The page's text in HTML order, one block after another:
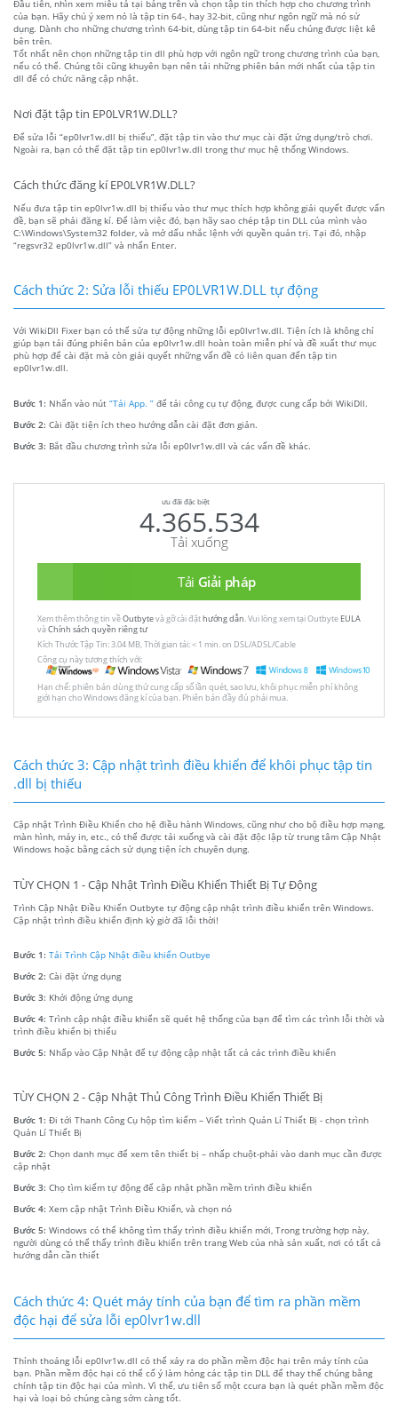
Đầu tiên, nhìn xem miêu tả tại bảng trên và chọn tập tin thích hợp cho chương trình
của bạn. Hãy chú ý xem nó là tập tin 64-, hay 32-bit, cũng như ngôn ngữ mà nó sử
dụng. Dành cho những chương trình 64-bit, dùng tập tin 64-bit nếu chúng được liệt kê
bên trên.
Tốt nhất nên chọn những tập tin dll phù hợp với ngôn ngữ trong chương trình của bạn,
nếu có thể. Chúng tôi cũng khuyên bạn nên tải những phiên bản mới nhất của tập tin
dll để có chức năng cập nhật.
Nơi đặt tập tin EP0LVR1W.DLL?
Để sửa lỗi “ep0lvr1w.dll bị thiếu”, đặt tập tin vào thư mục cài đặt ứng dụng/trò chơi.
Ngoài ra, bạn có thể đặt tập tin ep0lvr1w.dll trong thư mục hệ thống Windows.
Cách thức đăng kí EP0LVR1W.DLL?
Nếu đưa tập tin ep0lvr1w.dll bị thiếu vào thư mục thích hợp không giải quyết được vấn
đề, bạn sẽ phải đăng kí. Để làm việc đó, bạn hãy sao chép tập tin DLL của mình vào
C:\Windows\System32 folder, và mở dấu nhắc lệnh với quyền quản trị. Tại đó, nhập
“regsvr32 ep0lvr1w.dll” và nhấn Enter.
Cách thức 2: Sửa lỗi thiếu EP0LVR1W.DLL tự động
Với WikiDll Fixer bạn có thể sửa tự động những lỗi ep0lvr1w.dll. Tiện ích là không chỉ
giúp bạn tải đúng phiên bản của ep0lvr1w.dll hoàn toàn miễn phí và đề xuất thư mục
phù hợp để cài đặt mà còn giải quyết những vấn đề có liên quan đến tập tin
ep0lvr1w.dll.
Bước 1: Nhấn vào nút “Tải App. ” để tải công cụ tự động, được cung cấp bởi WikiDll.
Bước 2: Cài đặt tiện ích theo hướng dẫn cài đặt đơn giản.
Bước 3: Bắt đầu chương trình sửa lỗi ep0lvr1w.dll và các vấn đề khác.
ưu đãi đặc biệt
4.365.534
Tải xuống
Tải Giải pháp
Xem thêm thông tin vềOutbytevà gỡ cài đặthướng dẫn. Vui lòng xem tại Outbyte EULA
vàChính sách quyền riêng tư
Kích Thước Tập Tin: 3.04 MB, Thời gian tải: < 1 min. on DSL/ADSL/Cable
Công cụ này tương thích với:
Hạn chế: phiên bản dùng thử cung cấp số lần quét, sao lưu, khôi phục miễn phí không
giới hạn cho Windows đăng kí của bạn. Phiên bản đầy đủ phải mua.
Cách thức 3: Cập nhật trình điều khiển để khôi phục tập tin
.dll bị thiếu
Cập nhật Trình Điều Khiển cho hệ điều hành Windows, cũng như cho bộ điều hợp mạng,
màn hình, máy in, etc., có thể được tải xuống và cài đặt độc lập từ trung tâm Cập Nhật
Windows hoặc bằng cách sử dụng tiện ích chuyên dụng.
TÙY CHỌN 1 - Cập Nhật Trình Điều Khiển Thiết Bị Tự Động
Trình Cập Nhật Điều Khiển Outbyte tự động cập nhật trình điều khiển trên Windows.
Cập nhật trình điều khiển định kỳ giờ đã lỗi thời!
Bước 1: Tải Trình Cập Nhật điều khiển Outbye
Bước 2: Cài đặt ứng dụng
Bước 3: Khởi động ứng dụng
Bước 4: Trình cập nhật điều khiển sẽ quét hệ thống của bạn để tìm các trình lỗi thời và
trình điều khiển bị thiếu
Bước 5: Nhấp vào Cập Nhật để tự động cập nhật tất cả các trình điều khiển
TÙY CHỌN 2 - Cập Nhật Thủ Công Trình Điều Khiển Thiết Bị
Bước 1: Đi tới Thanh Công Cụ hộp tìm kiếm – Viết trình Quản Lí Thiết Bị - chọn trình
Quản Lí Thiết Bị
Bước 2: Chọn danh mục để xem tên thiết bị – nhấp chuột-phải vào danh mục cần được
cập nhật
Bước 3: Chọ tìm kiếm tự động để cập nhật phần mềm trình điều khiển
Bước 4: Xem cập nhật Trình Điều Khiển, và chọn nó
Bước 5: Windows có thể không tìm thấy trình điều khiển mới, Trong trường hợp này,
người dùng có thể thấy trình điều khiển trên trang Web của nhà sản xuất, nơi có tất cả
hướng dẫn cần thiết
Cách thức 4: Quét máy tính của bạn để tìm ra phần mềm
độc hại để sửa lỗi ep0lvr1w.dll
Thỉnh thoảng lỗi ep0lvr1w.dll có thể xảy ra do phần mềm độc hại trên máy tính của
bạn. Phần mềm độc hại có thể cố ý làm hỏng các tập tin DLL để thay thế chúng bằng
chính tập tin độc hại của mình. Vì thế, ưu tiên số một ccura bạn là quét phần mềm độc
hại và loại bỏ chúng càng sớm càng tốt.